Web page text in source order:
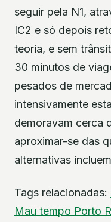
seguir pela N1,
IC2 e só depois
teoria, e sem
30 minutos de
pesados de
intensivamente
demoravam cerca
aproximar-se das
alternativas
Tags relacionadas:
Mau tempo Porto